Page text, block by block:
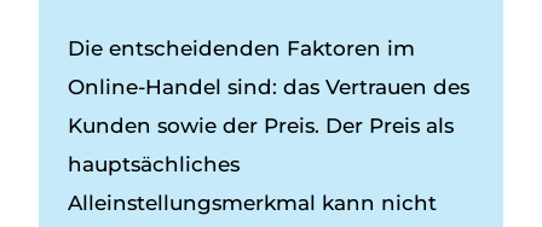
Die entscheidenden Faktoren im
Online-Handel sind: das Vertrauen des
Kunden sowie der Preis. Der Preis als
hauptsächliches
Alleinstellungsmerkmal kann nicht